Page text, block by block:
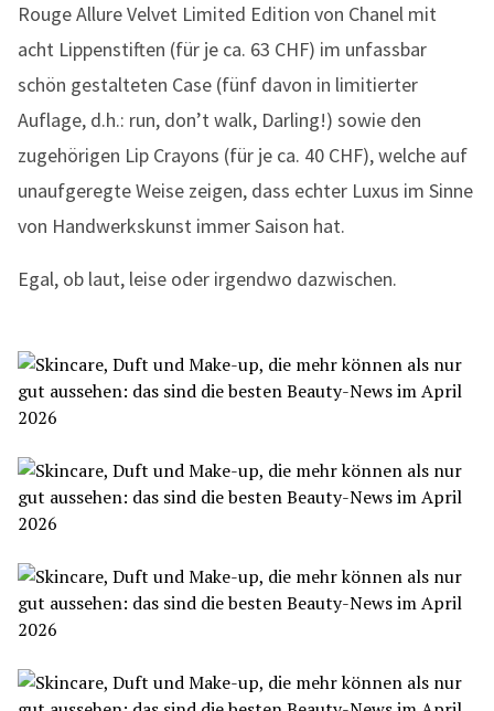
Rouge Allure Velvet Limited Edition von Chanel mit
acht Lippenstiften (für je ca. 63 CHF) im unfassbar
schön gestalteten Case (fünf davon in limitierter
Auflage, d.h.: run, don’t walk, Darling!) sowie den
zugehörigen Lip Crayons (für je ca. 40 CHF), welche auf
unaufgeregte Weise zeigen, dass echter Luxus im Sinne
von Handwerkskunst immer Saison hat.
Egal, ob laut, leise oder irgendwo dazwischen.